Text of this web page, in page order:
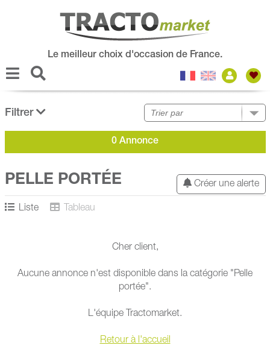
Le meilleur choix d'occasion de France.
Filtrer
0 Annonce
Créer une alerte
PELLE PORTÉE
Liste Tableau
Cher client,
Aucune annonce n'est disponible dans la catégorie "Pelle
portée".
L'équipe Tractomarket.
Retour à l'accueil